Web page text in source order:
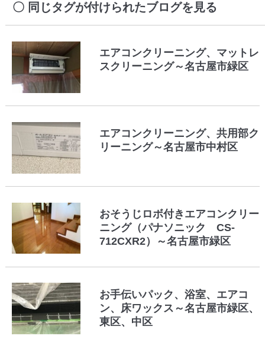
同じタグが付けられたブログを見る
エアコンクリーニング、マットレ
スクリーニング～名古屋市緑区
エアコンクリーニング、共用部ク
リーニング～名古屋市中村区
おそうじロボ付きエアコンクリー
ニング（パナソニック CS-
712CXR2）～名古屋市緑区
お手伝いパック、浴室、エアコ
ン、床ワックス～名古屋市緑区、
東区、中区